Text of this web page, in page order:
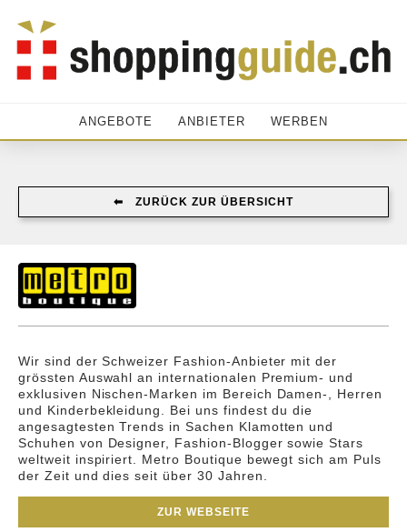
ANGEBOTE ANBIETER WERBEN
⬅︎ ZURÜCK ZUR ÜBERSICHT
Wir sind der Schweizer Fashion-Anbieter mit der
grössten Auswahl an internationalen Premium- und
exklusiven Nischen-Marken im Bereich Damen-, Herren
und Kinderbekleidung. Bei uns findest du die
angesagtesten Trends in Sachen Klamotten und
Schuhen von Designer, Fashion-Blogger sowie Stars
weltweit inspiriert. Metro Boutique bewegt sich am Puls
der Zeit und dies seit über 30 Jahren.
ZUR WEBSEITE